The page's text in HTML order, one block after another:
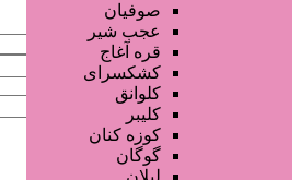
صوفیان
عجب شیر
قره آغاج
کشکسرای
کلوانق
کلیبر
کوزه کنان
گوگان
کمترین قیمت
بیشترین قیمت